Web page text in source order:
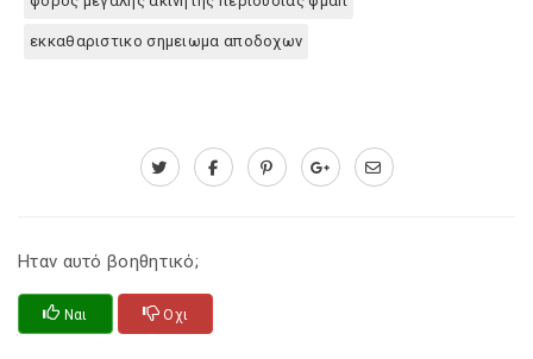
εκκαθαριστικο σημειωμα αποδοχων
Ηταν αυτό βοηθητικό;
Ναι Οχι